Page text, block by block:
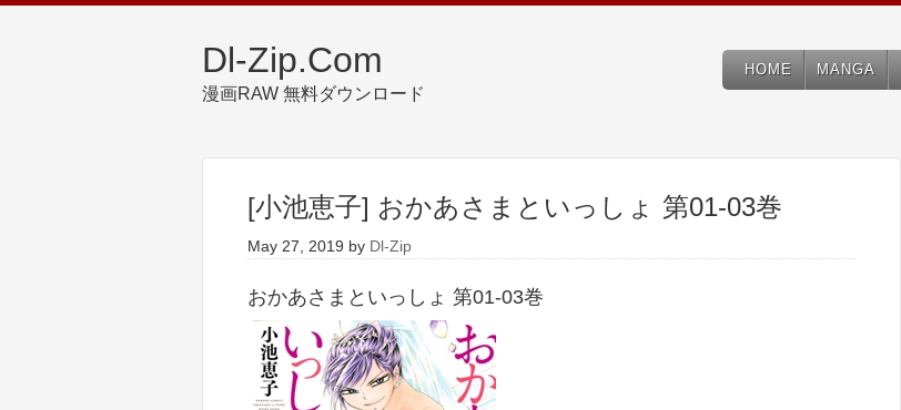
Dl-Zip.Com
漫画RAW 無料ダウンロード
HOME MANGA
[小池恵子] おかあさまといっしょ 第01-03巻
May 27, 2019 by Dl-Zip
おかあさまといっしょ 第01-03巻